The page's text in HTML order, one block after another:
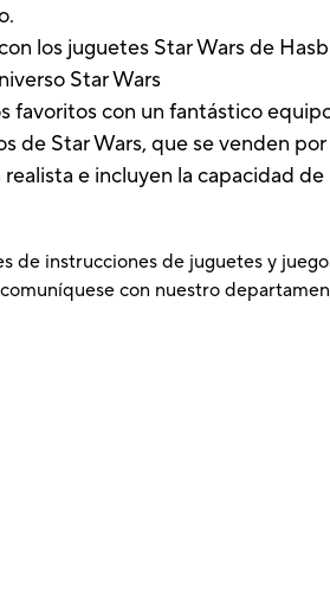
los juguetes Star Wars de
Star Wars
favoritos con un fantástico
de Star Wars, que se venden
e incluyen la capacidad
de instrucciones de juguetes y
con nuestro